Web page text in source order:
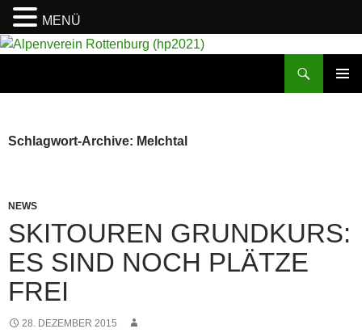
Schlagwort-Archive: Melchtal
NEWS
SKITOUREN GRUNDKURS:
ES SIND NOCH PLÄTZE
FREI
28. DEZEMBER 2015
MENÜ